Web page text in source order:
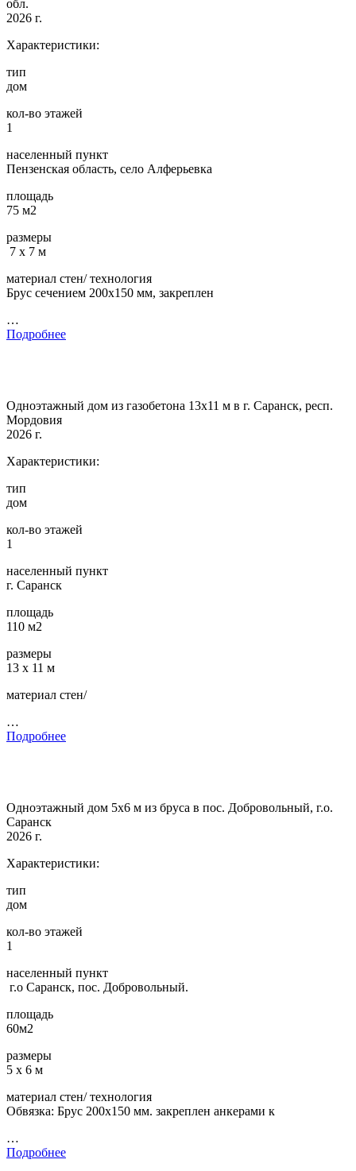
обл.
2026 г.
Характеристики:
тип
дом
кол-во этажей
1
населенный пункт
Пензенская область, село Алферьевка
площадь
75 м2
размеры
7 х 7 м
материал стен/ технология
Брус сечением 200х150 мм, закреплен
…
Подробнее
Одноэтажный дом из газобетона 13х11 м в г. Саранск, респ.
Мордовия
2026 г.
Характеристики:
тип
дом
кол-во этажей
1
населенный пункт
г. Саранск
площадь
110 м2
размеры
13 х 11 м
материал стен/
…
Подробнее
Одноэтажный дом 5х6 м из бруса в пос. Добровольный, г.о.
Саранск
2026 г.
Характеристики:
тип
дом
кол-во этажей
1
населенный пункт
г.о Саранск, пос. Добровольный.
площадь
60м2
размеры
5 х 6 м
материал стен/ технология
Обвязка: Брус 200х150 мм. закреплен анкерами к
…
Подробнее